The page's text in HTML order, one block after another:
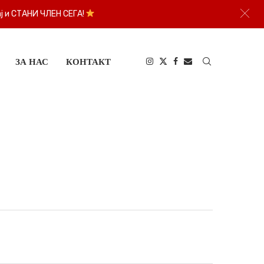
и СТАНИ ЧЛЕН СЕГА!
ЗА НАС КОНТАКТ